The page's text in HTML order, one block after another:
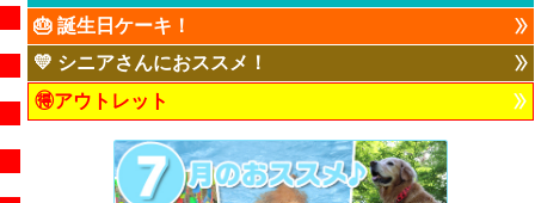
🎂 誕生日ケーキ！
💛 シニアさんにおススメ！
🉐アウトレット